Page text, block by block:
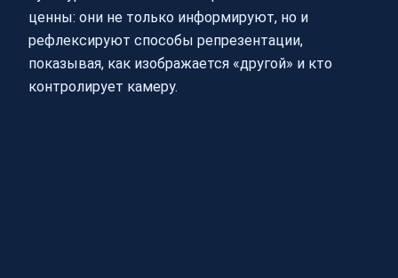
ценны: они не только информируют, но и
рефлексируют способы репрезентации,
показывая, как изображается «другой» и кто
контролирует камеру.